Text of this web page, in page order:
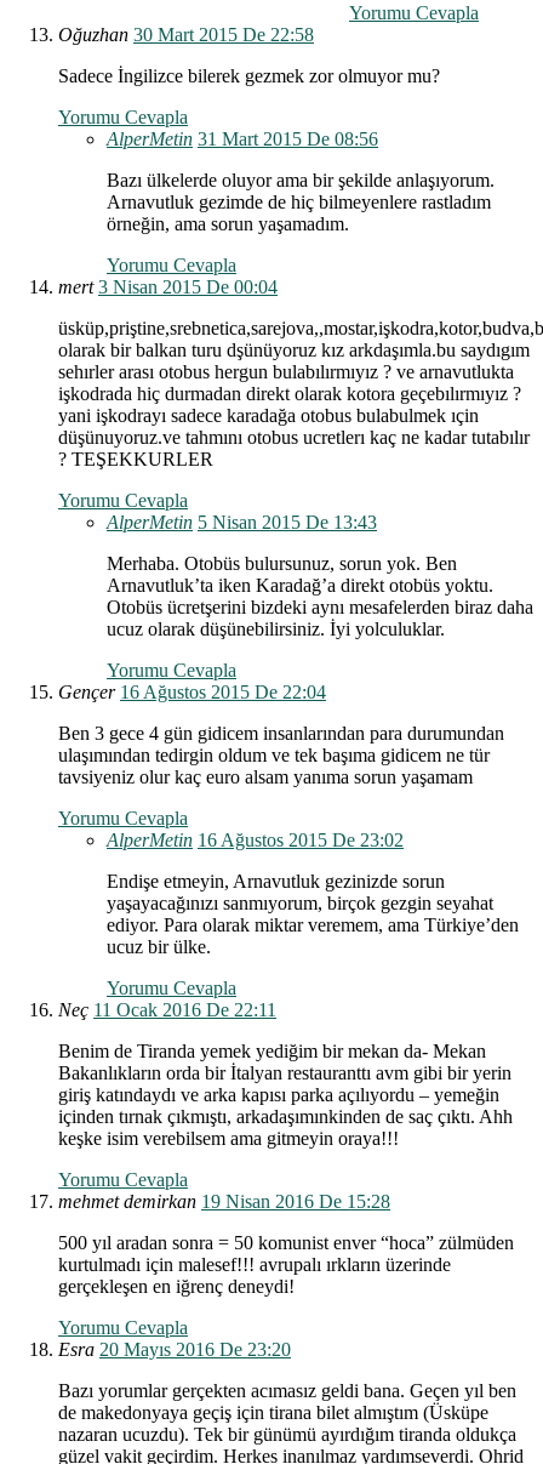
Yorumu Cevapla
Oğuzhan 30 Mart 2015 De 22:58
Sadece İngilizce bilerek gezmek zor olmuyor mu?
Yorumu Cevapla
AlperMetin 31 Mart 2015 De 08:56
Bazı ülkelerde oluyor ama bir şekilde anlaşıyorum.
Arnavutluk gezimde de hiç bilmeyenlere rastladım
örneğin, ama sorun yaşamadım.
Yorumu Cevapla
mert 3 Nisan 2015 De 00:04
olarak bir balkan turu dşünüyoruz kız arkdaşımla.bu saydıgım
sehırler arası otobus hergun bulabılırmıyız ? ve arnavutlukta
işkodrada hiç durmadan direkt olarak kotora geçebılırmıyız ?
yani işkodrayı sadece karadağa otobus bulabulmek ıçin
düşünuyoruz.ve tahmını otobus ucretlerı kaç ne kadar tutabılır
? TEŞEKKURLER
Yorumu Cevapla
AlperMetin 5 Nisan 2015 De 13:43
Merhaba. Otobüs bulursunuz, sorun yok. Ben
Arnavutluk’ta iken Karadağ’a direkt otobüs yoktu.
Otobüs ücretşerini bizdeki aynı mesafelerden biraz daha
ucuz olarak düşünebilirsiniz. İyi yolculuklar.
Yorumu Cevapla
Gençer 16 Ağustos 2015 De 22:04
Ben 3 gece 4 gün gidicem insanlarından para durumundan
ulaşımından tedirgin oldum ve tek başıma gidicem ne tür
tavsiyeniz olur kaç euro alsam yanıma sorun yaşamam
Yorumu Cevapla
AlperMetin 16 Ağustos 2015 De 23:02
Endişe etmeyin, Arnavutluk gezinizde sorun
yaşayacağınızı sanmıyorum, birçok gezgin seyahat
ediyor. Para olarak miktar veremem, ama Türkiye’den
ucuz bir ülke.
Yorumu Cevapla
Neç 11 Ocak 2016 De 22:11
Benim de Tiranda yemek yediğim bir mekan da- Mekan
Bakanlıkların orda bir İtalyan restauranttı avm gibi bir yerin
giriş katındaydı ve arka kapısı parka açılıyordu – yemeğin
içinden tırnak çıkmıştı, arkadaşımınkinden de saç çıktı. Ahh
keşke isim verebilsem ama gitmeyin oraya!!!
Yorumu Cevapla
mehmet demirkan 19 Nisan 2016 De 15:28
500 yıl aradan sonra = 50 komunist enver “hoca” zülmüden
kurtulmadı için malesef!!! avrupalı ırkların üzerinde
gerçekleşen en iğrenç deneydi!
Yorumu Cevapla
Esra 20 Mayıs 2016 De 23:20
Bazı yorumlar gerçekten acımasız geldi bana. Geçen yıl ben
de makedonyaya geçiş için tirana bilet almıştım (Üsküpe
nazaran ucuzdu). Tek bir günümü ayırdığım tiranda oldukça
güzel vakit geçirdim. Herkes inanılmaz yardımseverdi. Ohrid